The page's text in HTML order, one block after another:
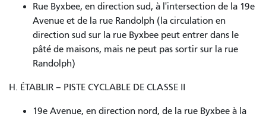
Rue Byxbee, en direction sud, à l'intersection de la 19e
Avenue et de la rue Randolph (la circulation en
direction sud sur la rue Byxbee peut entrer dans le
pâté de maisons, mais ne peut pas sortir sur la rue
Randolph)
H. ÉTABLIR – PISTE CYCLABLE DE CLASSE II
19e Avenue, en direction nord, de la rue Byxbee à la